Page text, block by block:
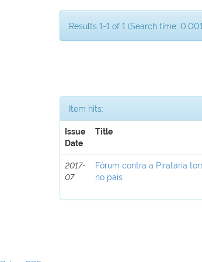
Results 1-1 of 1 (Search time:
Item hits:
Issue
Date
Title
2017-
07
Fórum contra a Pirataria
no país